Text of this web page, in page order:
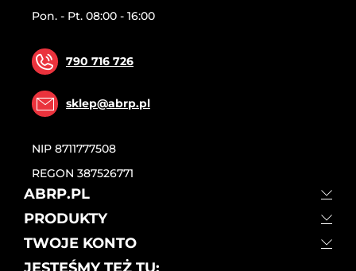
Pon. - Pt. 08:00 - 16:00
790 716 726
sklep@abrp.pl
NIP 8711777508
REGON 387526771
ABRP.PL
PRODUKTY
TWOJE KONTO